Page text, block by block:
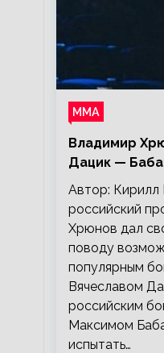
ММА
Владимир
Дацик —
Автор: Кирилл
российский
Хрюнов дал
поводу
популярным
Вячеславом
российским
Максимом
испытать…